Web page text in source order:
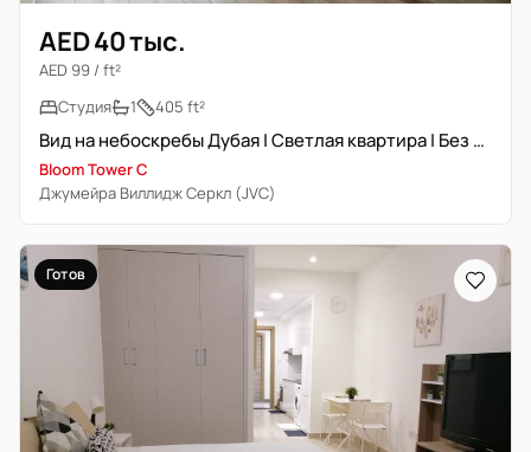
AED 40 тыс.
AED 99 / ft²
Студия
1 405 ft²
Вид на небоскребы Дубая | Светлая квартира | Без мебели
Bloom Tower C
Джумейра Виллидж Серкл (JVC)
Готов